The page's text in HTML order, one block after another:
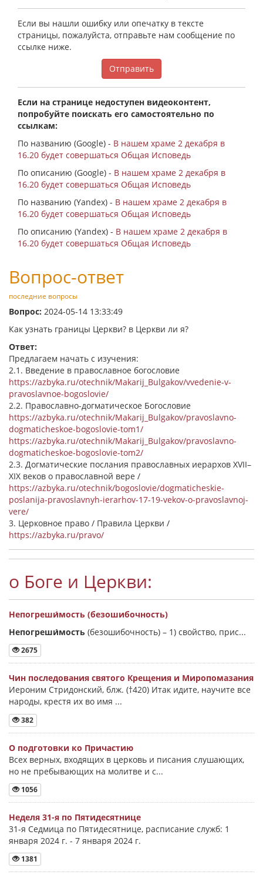
Если вы нашли ошибку или опечатку в тексте
страницы, пожалуйста, отправьте нам сообщение по
ссылке ниже.
Отправить
Если на странице недоступен видеоконтент,
попробуйте поискать его самостоятельно по
ссылкам:
По названию (Google) - В нашем храме 2 декабря в
16.20 будет совершаться Общая Исповедь
По описанию (Google) - В нашем храме 2 декабря в
16.20 будет совершаться Общая Исповедь
По названию (Yandex) - В нашем храме 2 декабря в
16.20 будет совершаться Общая Исповедь
По описанию (Yandex) - В нашем храме 2 декабря в
16.20 будет совершаться Общая Исповедь
Вопрос-ответ
последние вопросы
Вопрос: 2024-05-14 13:33:49
Как узнать границы Церкви? в Церкви ли я?
Ответ:
Предлагаем начать с изучения:
2.1. Введение в православное богословие
https://azbyka.ru/otechnik/Makarij_Bulgakov/vvedenie-v-
pravoslavnoe-bogoslovie/
2.2. Православно-догматическое Богословие
https://azbyka.ru/otechnik/Makarij_Bulgakov/pravoslavno-
dogmaticheskoe-bogoslovie-tom1/
https://azbyka.ru/otechnik/Makarij_Bulgakov/pravoslavno-
dogmaticheskoe-bogoslovie-tom2/
2.3. Догматические послания православных иерархов XVII–
XIX веков о православной вере /
https://azbyka.ru/otechnik/bogoslovie/dogmaticheskie-
poslanija-pravoslavnyh-ierarhov-17-19-vekov-o-pravoslavnoj-
vere/
3. Церковное право / Правила Церкви /
https://azbyka.ru/pravo/
о Боге и Церкви:
Непогреши́мость (безошибочность)
Непогреши́мость (безошибочность) – 1) свойство, прис...
2675
Чин последования святого Крещения и Миропомазания
Иероним Стридонский, блж. (†420) Итак идите, научите все
народы, крестя их во имя ...
382
О подготовки ко Причастию
Всех верных, входящих в церковь и писания слушающих,
но не пребывающих на молитве и с...
1056
Неделя 31-я по Пятидесятнице
31-я Седмица по Пятидесятнице, расписание служб: 1
января 2024 г. - 7 января 2024 г.
1381